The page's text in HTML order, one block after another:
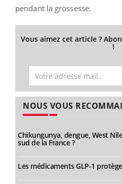
pendant la grossesse.
Vous aimez cet article ?
!
NOUS VOUS
Chikungunya, dengue, West
sud de la France ?
Les médicaments GLP-1